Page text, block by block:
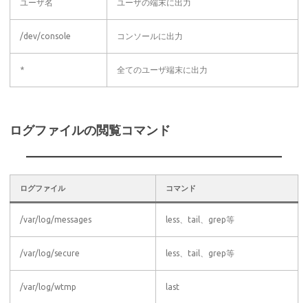
ユーザ名 ユーザの端末に出力
/dev/console コンソールに出力
* 全てのユーザ端末に出力
ログファイルの閲覧コマンド
ログファイル コマンド
/var/log/messages less、tail、grep等
/var/log/secure less、tail、grep等
/var/log/wtmp last